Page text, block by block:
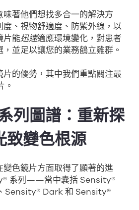
著他們想找多合一的解決方
、視物舒適度、防紫外線，以
片能迅速適應環境變化，對患者
並足以讓您的業務鶴立雞群。
的優勢，其中我們重點關注最
。
列圖譜：重新探
致變色根源
變色鏡片方面取得了顯著的進
系列——當中囊括 Sensity®
Sensity® Dark 和 Sensity®